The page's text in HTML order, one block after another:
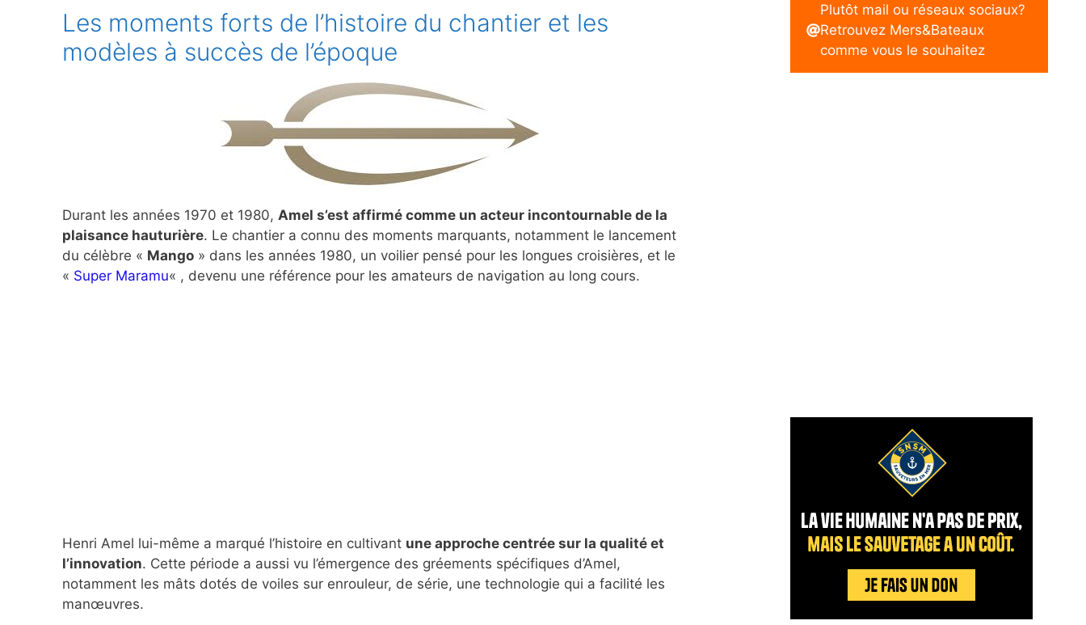
Les moments forts de l’histoire du chantier et les
modèles à succès de l’époque
Durant les années 1970 et 1980, Amel s’est affirmé comme un acteur incontournable de la
plaisance hauturière. Le chantier a connu des moments marquants, notamment le lancement
du célèbre « Mango » dans les années 1980, un voilier pensé pour les longues croisières, et le
« Super Maramu« , devenu une référence pour les amateurs de navigation au long cours.
Henri Amel lui-même a marqué l’histoire en cultivant une approche centrée sur la qualité et
l’innovation. Cette période a aussi vu l’émergence des gréements spécifiques d’Amel,
notamment les mâts dotés de voiles sur enrouleur, de série, une technologie qui a facilité les
manœuvres.
Plutôt mail ou réseaux sociaux?
Retrouvez Mers&Bateaux
comme vous le souhaitez